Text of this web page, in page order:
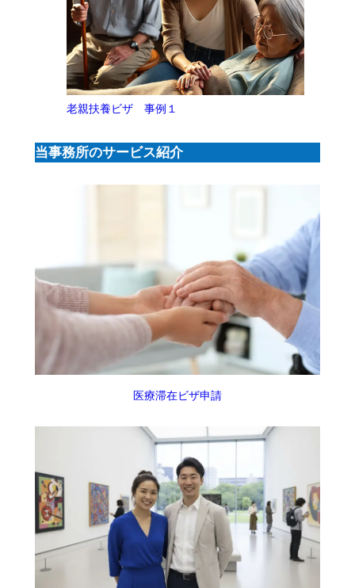
老親扶養ビザ 事例１
当事務所のサービス紹介
医療滞在ビザ申請